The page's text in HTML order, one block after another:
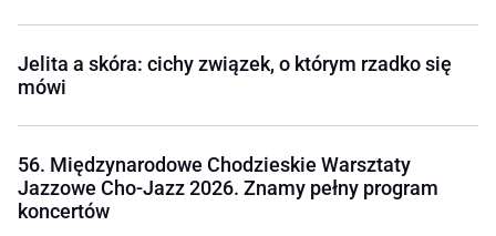
Jelita a skóra: cichy związek, o którym rzadko się
mówi
56. Międzynarodowe Chodzieskie Warsztaty
Jazzowe Cho-Jazz 2026. Znamy pełny program
koncertów